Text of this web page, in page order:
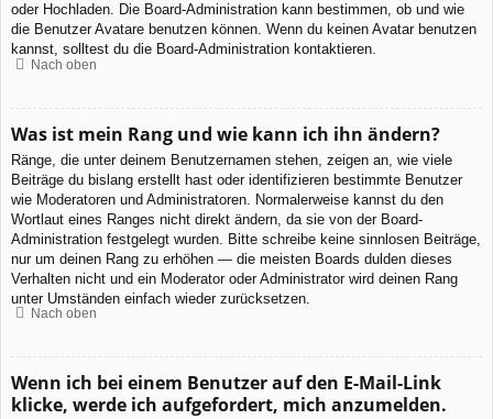
oder Hochladen. Die Board-Administration kann bestimmen, ob und wie
die Benutzer Avatare benutzen können. Wenn du keinen Avatar benutzen
kannst, solltest du die Board-Administration kontaktieren.
Nach oben
Was ist mein Rang und wie kann ich ihn ändern?
Ränge, die unter deinem Benutzernamen stehen, zeigen an, wie viele
Beiträge du bislang erstellt hast oder identifizieren bestimmte Benutzer
wie Moderatoren und Administratoren. Normalerweise kannst du den
Wortlaut eines Ranges nicht direkt ändern, da sie von der Board-
Administration festgelegt wurden. Bitte schreibe keine sinnlosen Beiträge,
nur um deinen Rang zu erhöhen — die meisten Boards dulden dieses
Verhalten nicht und ein Moderator oder Administrator wird deinen Rang
unter Umständen einfach wieder zurücksetzen.
Nach oben
Wenn ich bei einem Benutzer auf den E-Mail-Link
klicke, werde ich aufgefordert, mich anzumelden.